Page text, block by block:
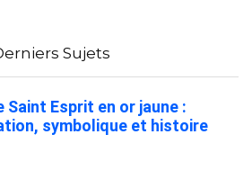
Sujets
Saint Esprit en or jaune :
symbolique et histoire